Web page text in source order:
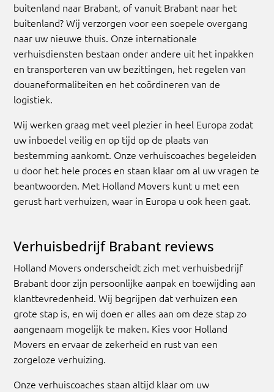
buitenland naar Brabant, of vanuit Brabant naar het
buitenland? Wij verzorgen voor een soepele overgang
naar uw nieuwe thuis. Onze internationale
verhuisdiensten bestaan onder andere uit het inpakken
en transporteren van uw bezittingen, het regelen van
douaneformaliteiten en het coördineren van de
logistiek.
Wij werken graag met veel plezier in heel Europa zodat
uw inboedel veilig en op tijd op de plaats van
bestemming aankomt. Onze verhuiscoaches begeleiden
u door het hele proces en staan klaar om al uw vragen te
beantwoorden. Met Holland Movers kunt u met een
gerust hart verhuizen, waar in Europa u ook heen gaat.
Verhuisbedrijf Brabant reviews
Holland Movers onderscheidt zich met verhuisbedrijf
Brabant door zijn persoonlijke aanpak en toewijding aan
klanttevredenheid. Wij begrijpen dat verhuizen een
grote stap is, en wij doen er alles aan om deze stap zo
aangenaam mogelijk te maken. Kies voor Holland
Movers en ervaar de zekerheid en rust van een
zorgeloze verhuizing.
Onze verhuiscoaches staan altijd klaar om uw